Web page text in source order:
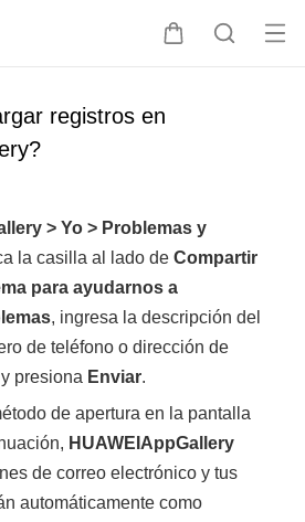
C
r
B
Ab
registros en
>Yo > Problemas y
la casilla al lado deCompartir
para ayudarnos a
, ingresa la descripción del
de teléfono o dirección de
presiona Enviar.
de apertura en la pantalla
HUAWEI AppGallery
de correo electrónico y tus
automáticamente como